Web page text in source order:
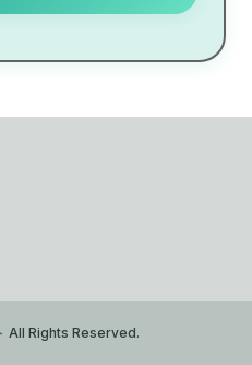
All Rights Reserved.